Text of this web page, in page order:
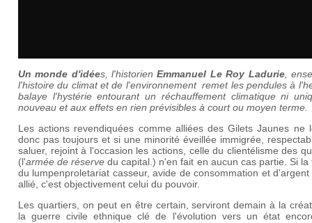
Un monde d'idées, l'historienEmmanuel Le Roy Ladurie,
l'histoire du climat et de l'environnement remet les pendules à
balaye l'hystérie entourant un réchauffement climatique ni
nouveau et aux effets en rien prévisibles à court ou moyen terme.
Les actions revendiquées comme alliées des Gilets Jaunes ne
donc pas toujours et si une minorité éveillée immigrée,
saluer, rejoint à l'occasion les actions, celle du clientélisme des
(l'armée de réserve du capital.) n'en fait en aucun cas partie. Si la
du lumpenproletariat casseur, avide de consommation et d'argent
allié, c'est objectivement celui du pouvoir.
Les quartiers, on peut en être certain, serviront demain à la
la guerre civile ethnique clé de l'évolution vers un état